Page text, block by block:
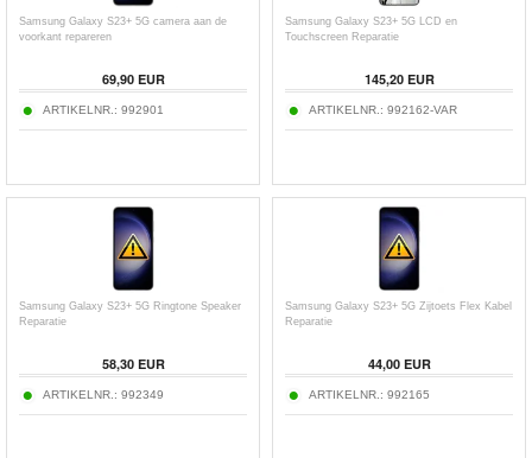
Samsung Galaxy S23+ 5G camera aan de
voorkant repareren
69,90 EUR
ARTIKELNR.: 992901
Samsung Galaxy S23+ 5G LCD en
Touchscreen Reparatie
145,20 EUR
ARTIKELNR.: 992162-VAR
Samsung Galaxy S23+ 5G Ringtone Speaker
Reparatie
58,30 EUR
ARTIKELNR.: 992349
Samsung Galaxy S23+ 5G Zijtoets Flex Kabel
Reparatie
44,00 EUR
ARTIKELNR.: 992165